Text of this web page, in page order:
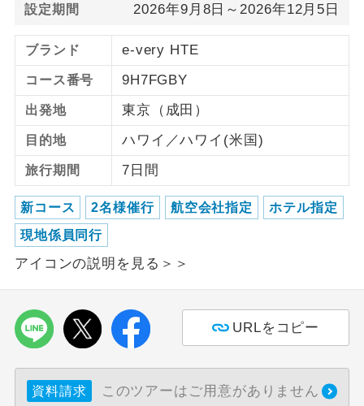
設定期間 2026年9月8日～2026年12月5日
ブランド e-very HTE
コース番号 9H7FGBY
出発地 東京（成田）
目的地 ハワイ／ハワイ(米国)
旅行期間 7日間
新コース 2名様催行 航空会社指定 ホテル指定
現地係員同行
アイコンの説明を見る＞＞
URLをコピー
資料請求 このツアーはご用意がありません
2026/11/22〜 大人（12歳以上）3,000円、
子供（2歳以上12歳未満）3,000円